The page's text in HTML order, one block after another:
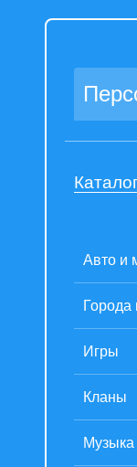
Авто и
Города
Игры
Кланы
Музыка